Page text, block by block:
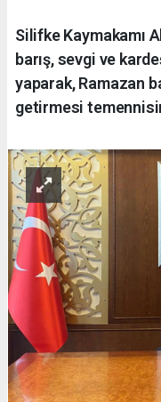
Silifke Kaymakamı
barış, sevgi ve
yaparak, Ramazan
getirmesi